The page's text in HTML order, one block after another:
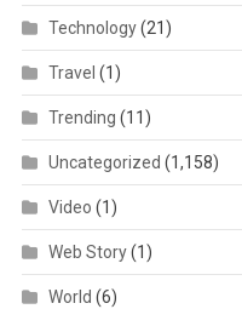
Technology(21)
Travel (1)
Trending (11)
Uncategorized (1,158)
Video (1)
Web Story(1)
World (6)